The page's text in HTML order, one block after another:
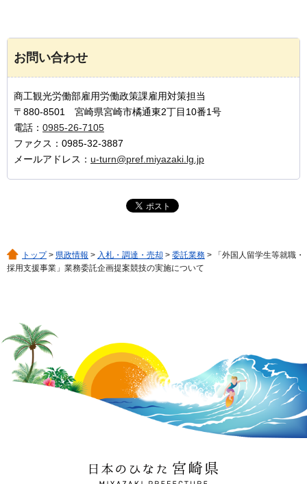
お問い合わせ
商工観光労働部雇用労働政策課雇用対策担当
〒880-8501 宮崎県宮崎市橘通東2丁目10番1号
電話： 0985-26-7105
ファクス：0985-32-3887
メールアドレス： u-turn@pref.miyazaki.lg.jp
トップ> 県政情報 > 入札・調達・売却 > 委託業務 > 「外国人留学生等就職・
採用支援事業」業務委託企画提案競技の実施について
日本のひなた 宮崎県